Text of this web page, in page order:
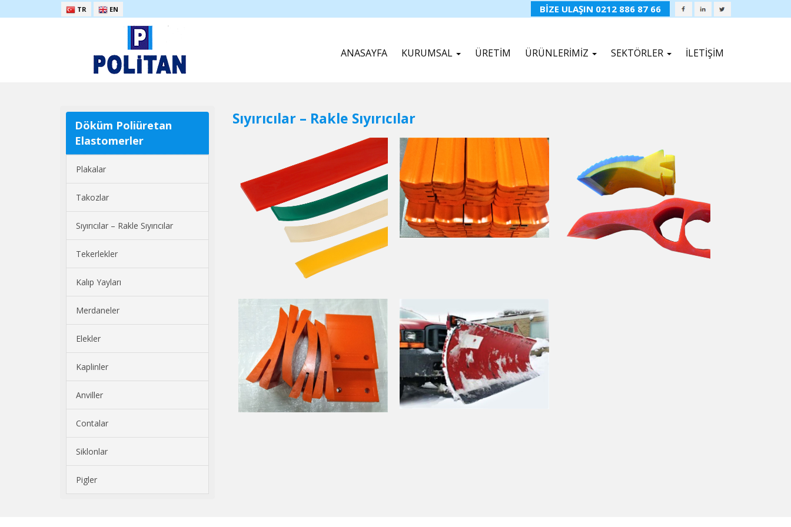
TR EN BİZE ULAŞIN 0212 886 87 66
ANASAYFA KURUMSAL ÜRETİM ÜRÜNLERİMİZ SEKTÖRLER İLETİŞİM
Döküm Poliüretan
Elastomerler
Plakalar
Takozlar
Sıyırıcılar – Rakle Sıyırıcılar
Tekerlekler
Kalıp Yayları
Merdaneler
Elekler
Kaplinler
Anviller
Contalar
Siklonlar
Pigler
Sıyırıcılar – Rakle Sıyırıcılar